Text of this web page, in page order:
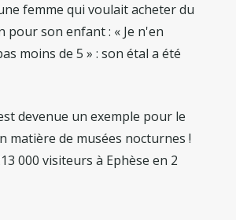
femme qui voulait acheter du
pour son enfant : « Je n'en
moins de 5 » : son étal a été
devenue un exemple pour le
matière de musées nocturnes !
000 visiteurs à Ephèse en 2